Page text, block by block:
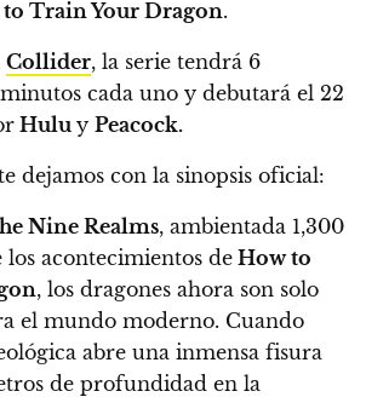
Train Your Dragon.
Collider, la serie tendrá 6
cada uno y debutará el 22
Hulu y Peacock.
dejamos con la sinopsis oficial:
Nine Realms, ambientada 1,300
los acontecimientos de How to
, los dragones ahora son solo
el mundo moderno. Cuando
abre una inmensa fisura
de profundidad en la